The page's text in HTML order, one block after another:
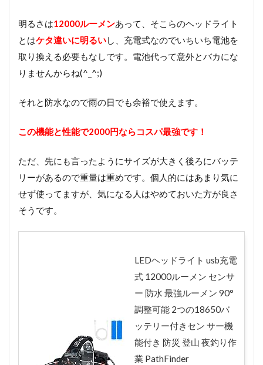
明るさは12000ルーメンあって、そこらのヘッドライト
とはケタ違いに明るいし、充電式なのでいちいち電池を
取り換える必要もなしです。電池代って意外とバカにな
りませんからね(^_^;)
それと防水なので雨の日でも余裕で使えます。
この機能と性能で2000円ならコスパ最強です！
ただ、先にも言ったようにサイズが大きく後ろにバッテ
リーがあるので重量は重めです。個人的にはあまり気に
せず使ってますが、気になる人はやめておいた方が良さ
そうです。
LEDヘッドライト usb充電
式 12000ルーメン センサ
ー 防水 最強ルーメン 90°
調整可能 2つの18650バ
ッテリー付きセン サー機
能付き 防災 登山 夜釣り作
業 PathFinder